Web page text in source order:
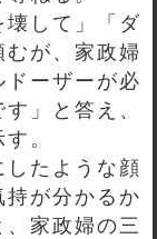
壊して」「ダ
が、家政婦
ーザーが必
」と答え、
。
したような顔
持が分かるか
家政婦の三